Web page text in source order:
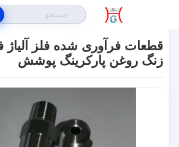
فلز فلز ضد زنگ روغن پارکرینگ پوشش
قطعات فرآوری شده فلز آلیاژ
زنگ روغن پارکرینگ پوشش